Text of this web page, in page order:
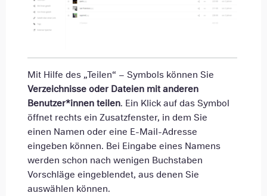
Mit Hilfe des „Teilen“ – Symbols können Sie
Verzeichnisse oder Dateien mit anderen
Benutzer*innen teilen. Ein Klick auf das Symbol
öffnet rechts ein Zusatzfenster, in dem Sie
einen Namen oder eine E-Mail-Adresse
eingeben können. Bei Eingabe eines Namens
werden schon nach wenigen Buchstaben
Vorschläge eingeblendet, aus denen Sie
auswählen können.